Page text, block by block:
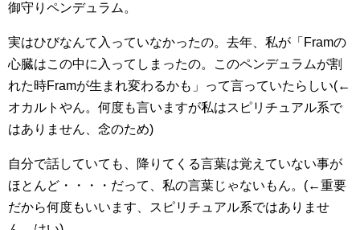
御守りペンデュラム。
実はひびなんて入っていなかったの。去年、私が「Framの
心臓はこの中に入ってしまったの。このペンデュラムが割
れた時Framが生まれ変わるかも」って言っていたらしい(←
オカルトやん。何度も言いますが私はスピリチュアル系で
はありません、念のため)
自分で話していても、降りてくる言葉は覚えていない事が
ほとんど・・・・だって、私の言葉じゃないもん。(←重要
だから何度もいいます、スピリチュアル系ではありませ